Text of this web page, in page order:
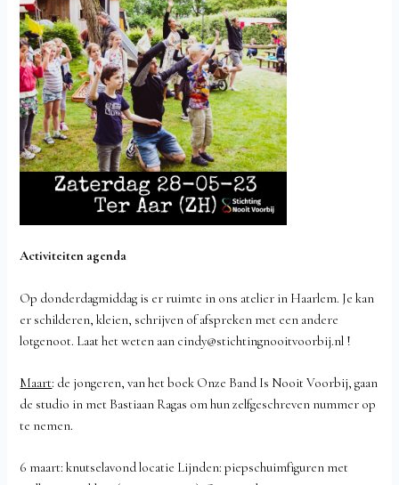
Activiteiten agenda
Op donderdagmiddag is er ruimte in ons atelier in Haarlem. Je kan
er schilderen, kleien, schrijven of afspreken met een andere
lotgenoot. Laat het weten aan cindy@stichtingnooitvoorbij.nl !
Maart: de jongeren, van het boek Onze Band Is Nooit Voorbij, gaan
de studio in met Bastiaan Ragas om hun zelfgeschreven nummer op
te nemen.
6 maart: knutselavond locatie Lijnden: piepschuimfiguren met